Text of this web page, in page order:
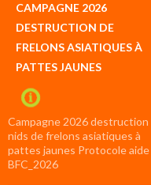
CAMPAGNE 2026
DESTRUCTION DE
FRELONS ASIATIQUES À
PATTES JAUNES
Campagne 2026 destruction
nids de frelons asiatiques à
pattes jaunes Protocole aide
BFC_2026